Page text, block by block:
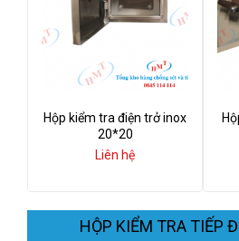
Hộp kiểm tra điện trở inox
20*20
Liên hệ
HỘP KIỂM TRA TIẾP